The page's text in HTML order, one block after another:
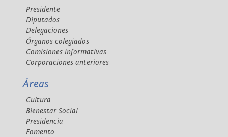
Presidente
Diputados
Delegaciones
Órganos colegiados
Comisiones informativas
Corporaciones anteriores
Áreas
Cultura
Bienestar Social
Presidencia
Fomento